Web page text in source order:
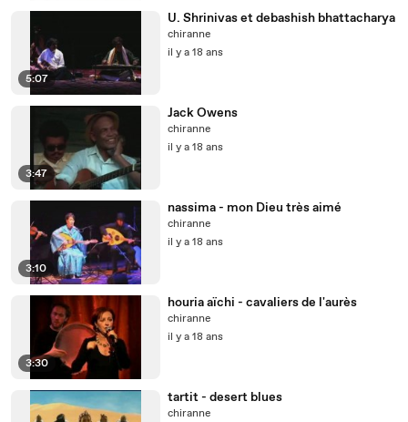
5:07
U. Shrinivas et debashish bhattacharya
chiranne
il y a 18 ans
3:47
Jack Owens
chiranne
il y a 18 ans
3:10
nassima - mon Dieu très aimé
chiranne
il y a 18 ans
3:30
houria aïchi - cavaliers de l'aurès
chiranne
il y a 18 ans
tartit - desert blues
chiranne